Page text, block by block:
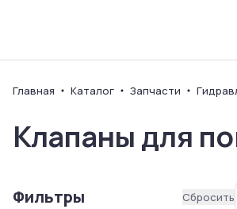
Главная
Каталог Запчасти
Клапаны для
Фильтры Сбросить